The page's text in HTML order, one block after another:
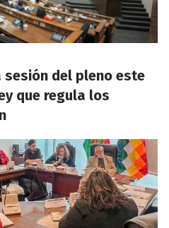
sesión del pleno este
que regula los